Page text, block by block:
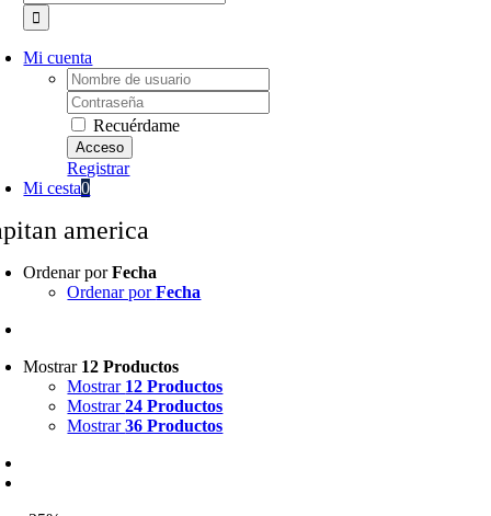
Mi cuenta
Username:
Password:
Recuérdame
Registrar
Mi cesta0
america
Ordenar porFecha
Ordenar porFecha
Mostrar 12 Productos
Mostrar 12 Productos
Mostrar24 Productos
Mostrar36 Productos